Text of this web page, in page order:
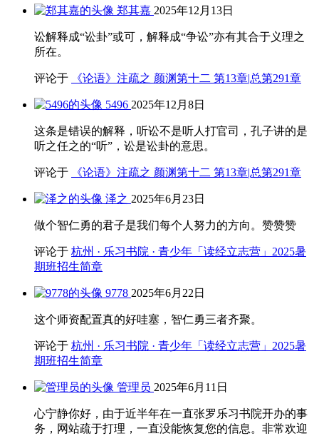
郑其嘉 2025年12月13日
讼解释成“讼卦”或可，解释成“争讼”亦有其合于义理之
所在。
评论于 《论语》注疏之 颜渊第十二 第13章|总第291章
5496 2025年12月8日
这条是错误的解释，听讼不是听人打官司，孔子讲的是
听之任之的“听”，讼是讼卦的意思。
评论于 《论语》注疏之 颜渊第十二 第13章|总第291章
泽之 2025年6月23日
做个智仁勇的君子是我们每个人努力的方向。赞赞赞
评论于 杭州 · 乐习书院 · 青少年「读经立志营」2025暑
期班招生简章
9778 2025年6月22日
这个师资配置真的好哇塞，智仁勇三者齐聚。
评论于 杭州 · 乐习书院 · 青少年「读经立志营」2025暑
期班招生简章
管理员 2025年6月11日
心宁静你好，由于近半年在一直张罗乐习书院开办的事
务，网站疏于打理，一直没能恢复您的信息。非常欢迎